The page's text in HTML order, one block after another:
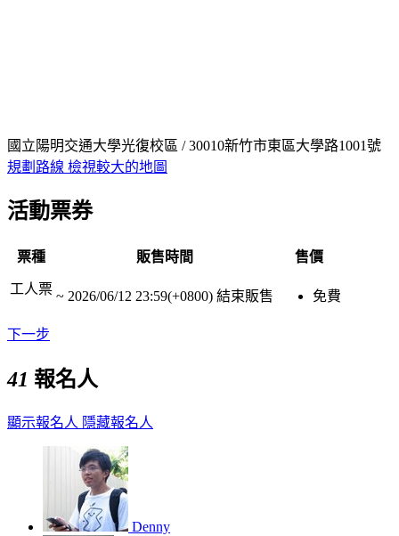
國立陽明交通大學光復校區 / 30010新竹市東區大學路1001號
規劃路線 檢視較大的地圖
活動票券
票種 販售時間 售價
工人票 ~ 2026/06/12 23:59(+0800) 結束販售 免費
下一步
41 報名人
顯示報名人 隱藏報名人
Denny